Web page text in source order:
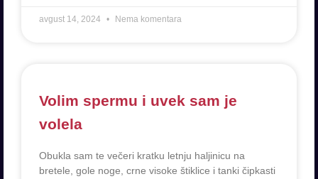
avgust 14, 2024 Nema komentara
Volim spermu i uvek sam je
volela
Obukla sam te večeri kratku letnju haljinicu na
bretele, gole noge, crne visoke štiklice i tanki čipkasti